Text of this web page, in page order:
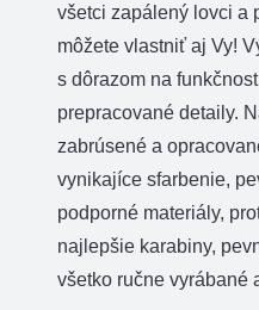
všetci zapálený lovci a
môžete vlastniť aj Vy!
s dôrazom na
prepracované detaily.
zabrúsené a
vynikajíce sfarbenie,
podporné materiály,
najlepšie karabiny,
všetko ručne vyrábané